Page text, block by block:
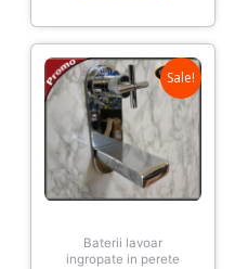
Sale!
Baterii lavoar
ingropate in perete